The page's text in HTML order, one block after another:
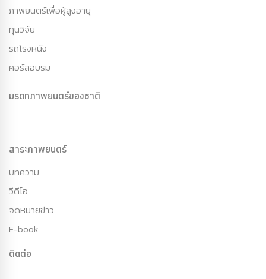
ภาพยนตร์เพื่อผู้สูงอายุ
ทุนวิจัย
รถโรงหนัง
คอร์สอบรม
มรดกภาพยนตร์ของชาติ
สาระภาพยนตร์
บทความ
วีดีโอ
จดหมายข่าว
E-book
ติดต่อ